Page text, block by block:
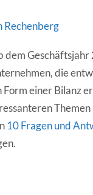
Rechenberg
die
einer Bilanz
10 Fragen und